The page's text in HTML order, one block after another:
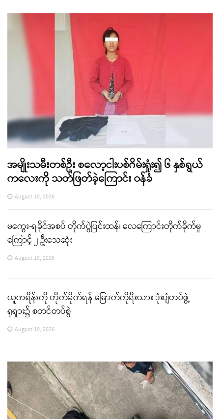
အမျိုးသမီးတစ်ဦး စလော့ငါးပစ်ဂိမ်းရှုံး၍ ၆ နှစ်ရွယ်
ကလေးကို သတ်ဖြတ်ခဲ့ကြောင်း ဝန်ခံ
August 10, 2026
မကွေး-ရခိုင်အစပ် တိုက်ပွဲပြင်းထန်၊ လေကြောင်းတိုက်ခိုက်မှု
ကြောင့် ၂ ဦးသေဆုံး
August 10, 2026
ယူကရိန်းကို တိုက်ခိုက်ရန် မြောက်ကိုရီးယား ဒုံးပျံတပ်ဖွဲ့
ရုရှား၌ စတင်တပ်စွဲ
August 10, 2026